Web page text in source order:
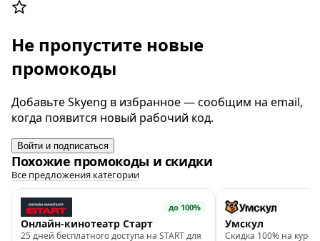
Не пропустите новые
промокоды
Добавьте Skyeng в избранное — сообщим на email,
когда появится новый рабочий код.
Войти и подписаться
Похожие промокоды и скидки
Все предложения категории
до 100%
Онлайн-кинотеатр Старт
25 дней бесплатного доступа на START для
Умскул
Скидка 100% на курс